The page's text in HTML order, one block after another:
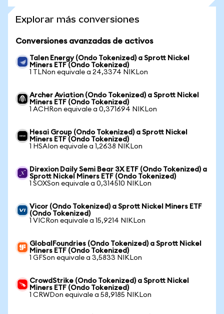
Explorar más conversiones
Conversiones avanzadas de activos
Talen Energy (Ondo Tokenized) a Sprott Nickel
Miners ETF (Ondo Tokenized)
1 TLNon equivale a 24,3374 NIKLon
Archer Aviation (Ondo Tokenized) a Sprott Nickel
Miners ETF (Ondo Tokenized)
1 ACHRon equivale a 0,371694 NIKLon
Hesai Group (Ondo Tokenized) a Sprott Nickel
Miners ETF (Ondo Tokenized)
1 HSAIon equivale a 1,2638 NIKLon
Direxion Daily Semi Bear 3X ETF (Ondo Tokenized) a
Sprott Nickel Miners ETF (Ondo Tokenized)
1 SOXSon equivale a 0,314510 NIKLon
Vicor (Ondo Tokenized) a Sprott Nickel Miners ETF
(Ondo Tokenized)
1 VICRon equivale a 15,9214 NIKLon
GlobalFoundries (Ondo Tokenized) a Sprott Nickel
Miners ETF (Ondo Tokenized)
1 GFSon equivale a 3,5833 NIKLon
CrowdStrike (Ondo Tokenized) a Sprott Nickel
Miners ETF (Ondo Tokenized)
1 CRWDon equivale a 58,9185 NIKLon